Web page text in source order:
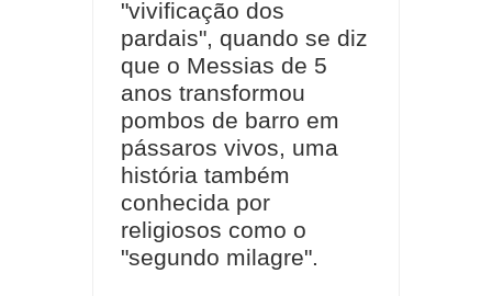
"vivificação dos
pardais", quando se diz
que o Messias de 5
anos transformou
pombos de barro em
pássaros vivos, uma
história também
conhecida por
religiosos como o
"segundo milagre".